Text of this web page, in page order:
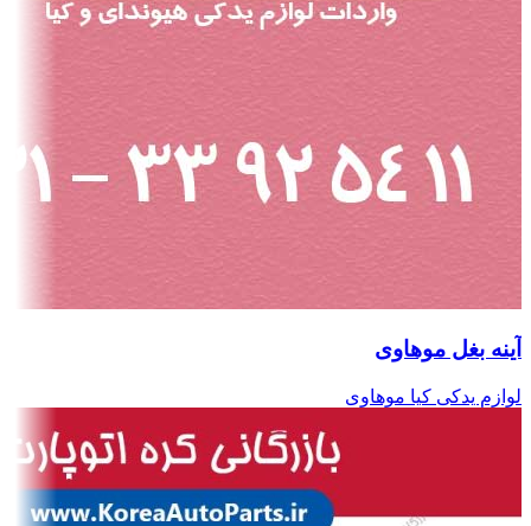
آینه بغل موهاوی
لوازم یدکی کیا موهاوی